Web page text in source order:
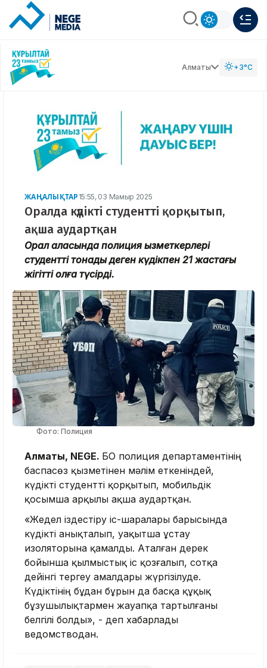
Алматы +3°C
ЖАҢАЛЫҚТАР 15:55, 03 Мамыр 2025
Оралда күдікті студентті қорқытып,
ақша аудартқан
Орал қаласында полиция қызметкерлері
студентті тонады деген күдікпен 21 жастағы
жігітті қолға түсірді.
Фото: Полиция
Алматы, NEGE. БҚО полиция департаментінің
баспасөз қызметінен мәлім еткеніндей,
күдікті студентті қорқытып, мобильдік
қосымша арқылы ақша аудартқан.
«Жедел іздестіру іс-шаралары барысында
күдікті анықталып, уақытша ұстау
изоляторына қамалды. Аталған дерек
бойынша қылмыстық іс қозғалып, сотқа
дейінгі тергеу амалдары жүргізілуде.
Күдіктінің бұдан бұрын да басқа құқық
бұзушылықтармен жауапқа тартылғаны
белгілі болды», - деп хабарлады
ведомстводан.